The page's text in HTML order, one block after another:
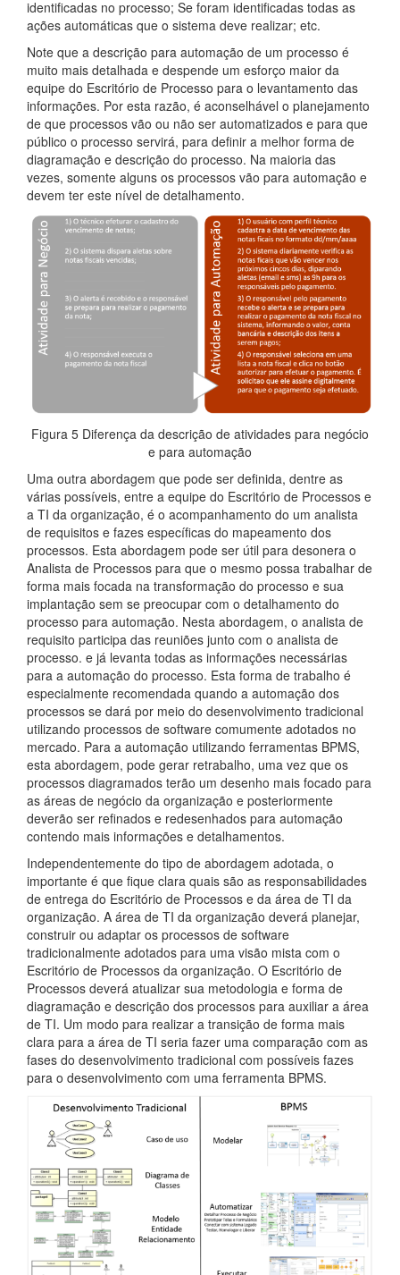
identificadas no processo; Se foram identificadas todas as
ações automáticas que o sistema deve realizar; etc.
Note que a descrição para automação de um processo é
muito mais detalhada e despende um esforço maior da
equipe do Escritório de Processo para o levantamento das
informações. Por esta razão, é aconselhável o planejamento
de que processos vão ou não ser automatizados e para que
público o processo servirá, para definir a melhor forma de
diagramação e descrição do processo. Na maioria das
vezes, somente alguns os processos vão para automação e
devem ter este nível de detalhamento.
Figura 5 Diferença da descrição de atividades para negócio
e para automação
Uma outra abordagem que pode ser definida, dentre as
várias possíveis, entre a equipe do Escritório de Processos e
a TI da organização, é o acompanhamento do um analista
de requisitos e fazes específicas do mapeamento dos
processos. Esta abordagem pode ser útil para desonera o
Analista de Processos para que o mesmo possa trabalhar de
forma mais focada na transformação do processo e sua
implantação sem se preocupar com o detalhamento do
processo para automação. Nesta abordagem, o analista de
requisito participa das reuniões junto com o analista de
processo. e já levanta todas as informações necessárias
para a automação do processo. Esta forma de trabalho é
especialmente recomendada quando a automação dos
processos se dará por meio do desenvolvimento tradicional
utilizando processos de software comumente adotados no
mercado. Para a automação utilizando ferramentas BPMS,
esta abordagem, pode gerar retrabalho, uma vez que os
processos diagramados terão um desenho mais focado para
as áreas de negócio da organização e posteriormente
deverão ser refinados e redesenhados para automação
contendo mais informações e detalhamentos.
Independentemente do tipo de abordagem adotada, o
importante é que fique clara quais são as responsabilidades
de entrega do Escritório de Processos e da área de TI da
organização. A área de TI da organização deverá planejar,
construir ou adaptar os processos de software
tradicionalmente adotados para uma visão mista com o
Escritório de Processos da organização. O Escritório de
Processos deverá atualizar sua metodologia e forma de
diagramação e descrição dos processos para auxiliar a área
de TI. Um modo para realizar a transição de forma mais
clara para a área de TI seria fazer uma comparação com as
fases do desenvolvimento tradicional com possíveis fazes
para o desenvolvimento com uma ferramenta BPMS.